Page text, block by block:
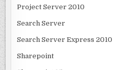
Project Server 2010
Search Server
Search Server Express 2010
Sharepoint